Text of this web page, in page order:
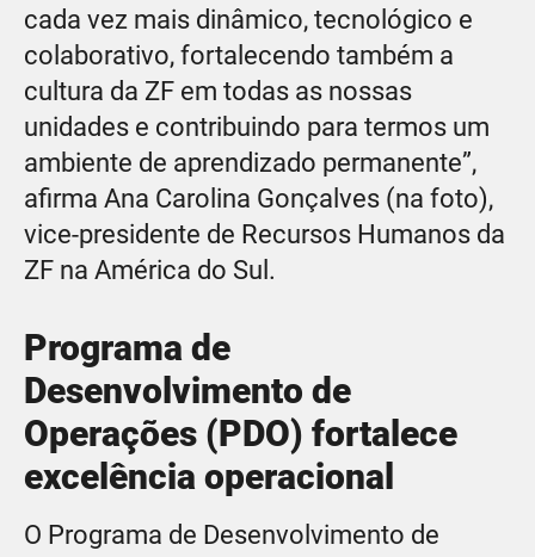
cada vez mais dinâmico, tecnológico e
colaborativo, fortalecendo também a
cultura da ZF em todas as nossas
unidades e contribuindo para termos um
ambiente de aprendizado permanente”,
afirma Ana Carolina Gonçalves (na foto),
vice-presidente de Recursos Humanos da
ZF na América do Sul.
Programa de
Desenvolvimento de
Operações (PDO) fortalece
excelência operacional
O Programa de Desenvolvimento de